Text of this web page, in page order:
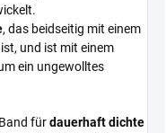
, das beidseitig mit einem
und ist mit einem
ein ungewolltes
fürdauerhaft dichte